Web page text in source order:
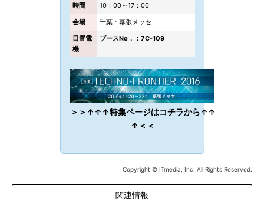
時間
10：00～17：00
会場
千葉・幕張メッセ
日置電
機
ブースNo．：7C-109
＞＞↑↑↑特集ページはコチラから↑↑
↑＜＜
Copyright © ITmedia, Inc. All Rights Reserved.
関連情報